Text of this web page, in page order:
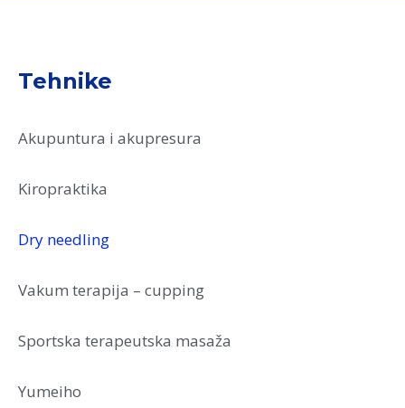
Tehnike
Akupuntura i akupresura
Kiropraktika
Dry needling
Vakum terapija – cupping
Sportska terapeutska masaža
Yumeiho